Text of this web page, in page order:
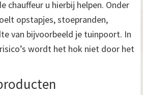
chauffeur u hierbij helpen. Onder
opstapjes, stoepranden,
van bijvoorbeeld je tuinpoort. In
wordt het hok niet door het